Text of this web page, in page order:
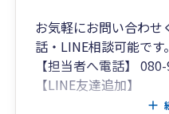
お気軽にお問い合わせ
話・LINE相談可能です。
【担当者へ電話】
【LINE友達追加】
https://works.do/R/